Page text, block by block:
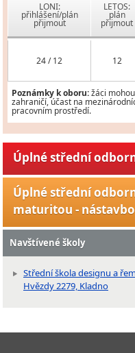
LONI:
přihlášení/plán
přijmout
LETOS:
plán
přijmout
24 / 12 12
Poznámky k oboru:žáci
zahraničí, účast na
pracovním prostředí.
Úplné střední
Úplné střední
maturitou -
Navštívené školy
Střední škola designu a
Hvězdy 2279, Kladno